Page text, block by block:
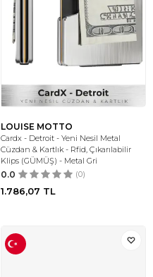
LOUISE MOTTO
Cardx - Detroit - Yeni Nesil Metal
Cüzdan & Kartlık - Rfid, Çıkarılabilir
Klips (GÜMÜŞ) - Metal Gri
0.0 (0)
1.786,07 TL